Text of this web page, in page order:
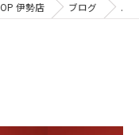
伊勢店 ブログ .